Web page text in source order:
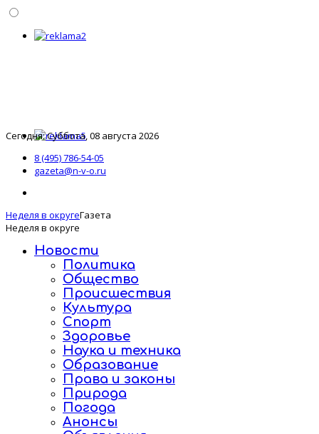
Сегодня: Суббота, 08 августа 2026
8 (495) 786-54-05
gazeta@n-v-o.ru
Неделя в округеГазета
Неделя в округе
Новости
Политика
Общество
Происшествия
Культура
Спорт
Здоровье
Наука и техника
Образование
Права и законы
Природа
Погода
Анонсы